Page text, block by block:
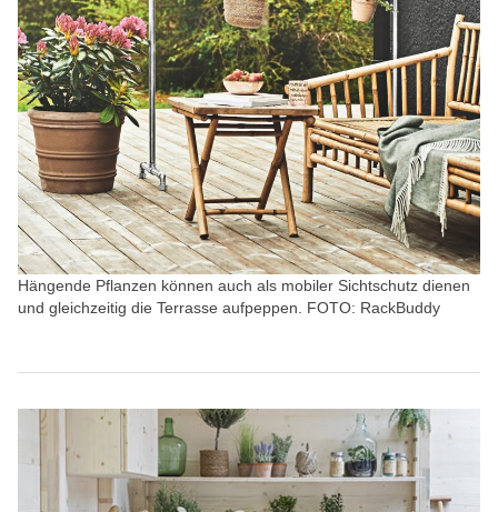
Hängende Pflanzen können auch als mobiler Sichtschutz dienen
und gleichzeitig die Terrasse aufpeppen. FOTO: RackBuddy